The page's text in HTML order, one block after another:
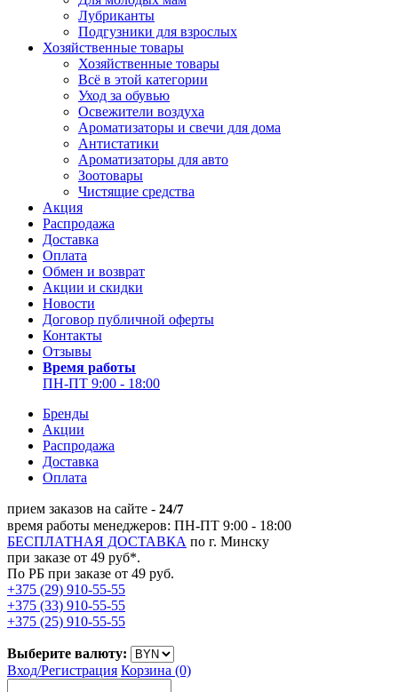
Лубриканты
Подгузники для взрослых
Хозяйственные товары
Хозяйственные товары
Всё в этой категории
Уход за обувью
Освежители воздуха
Ароматизаторы и свечи для дома
Антистатики
Ароматизаторы для авто
Зоотовары
Чистящие средства
Акция
Распродажа
Доставка
Оплата
Обмен и возврат
Акции и скидки
Новости
Договор публичной оферты
Контакты
Отзывы
Время работы
ПН-ПТ 9:00 - 18:00
Бренды
Акции
Распродажа
Доставка
Оплата
прием заказов на сайте - 24/7
время работы менеджеров: ПН-ПТ 9:00 - 18:00
БЕСПЛАТНАЯ ДОСТАВКА по г. Минску
при заказе от 49 руб*.
По РБ при заказе от 49 руб.
+375 (29) 910-55-55
+375 (33) 910-55-55
+375 (25) 910-55-55
Выберите валюту:
Вход/Регистрация Корзина (0)